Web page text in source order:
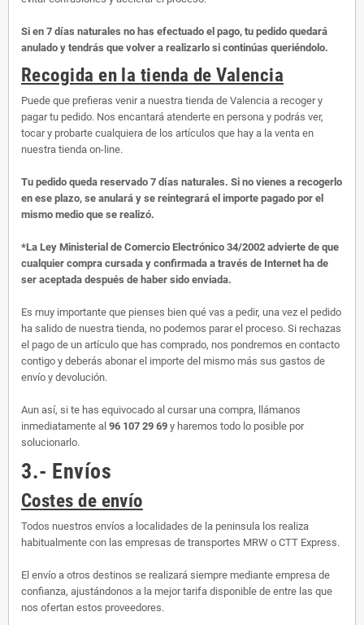
Si en 7 días naturales no has efectuado el pago, tu pedido quedará
anulado y tendrás que volver a realizarlo si continúas queriéndolo.
Recogida en la tienda de Valencia
Puede que prefieras venir a nuestra tienda de Valencia a recoger y
pagar tu pedido. Nos encantará atenderte en persona y podrás ver,
tocar y probarte cualquiera de los artículos que hay a la venta en
nuestra tienda on-line.
Tu pedido queda reservado 7 días naturales. Si no vienes a recogerlo
en ese plazo, se anulará y se reintegrará el importe pagado por el
mismo medio que se realizó.
*La Ley Ministerial de Comercio Electrónico 34/2002 advierte de que
cualquier compra cursada y confirmada a través de Internet ha de
ser aceptada después de haber sido enviada.
Es muy importante que pienses bien qué vas a pedir, una vez el pedido
ha salido de nuestra tienda, no podemos parar el proceso. Si rechazas
el pago de un artículo que has comprado, nos pondremos en contacto
contigo y deberás abonar el importe del mismo más sus gastos de
envío y devolución.
Aun así, si te has equivocado al cursar una compra, llámanos
inmediatamente al 96 107 29 69 y haremos todo lo posible por
solucionarlo.
3.- Envíos
Costes de envío
Todos nuestros envíos a localidades de la peninsula los realiza
habitualmente con las empresas de transportes MRW o CTT Express.
El envío a otros destinos se realizará siempre mediante empresa de
confianza, ajustándonos a la mejor tarifa disponible de entre las que
nos ofertan estos proveedores.